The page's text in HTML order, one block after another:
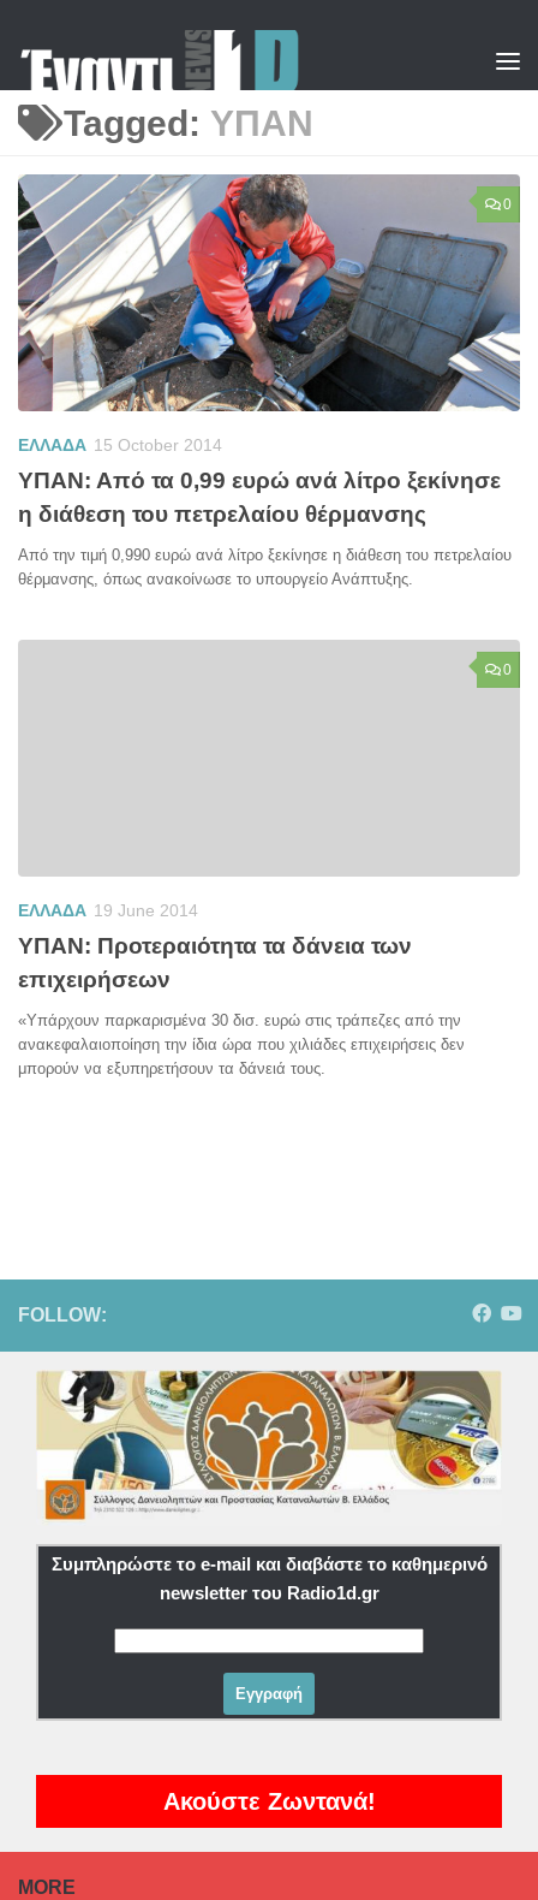
Tagged: ΥΠΑΝ
0
ΕΛΛΑΔΑ 15 October 2014
ΥΠΑΝ: Από τα 0,99 ευρώ ανά λίτρο ξεκίνησε
η διάθεση του πετρελαίου θέρμανσης
Από την τιμή 0,990 ευρώ ανά λίτρο ξεκίνησε η διάθεση του πετρελαίου
θέρμανσης, όπως ανακοίνωσε το υπουργείο Ανάπτυξης.
0
ΕΛΛΑΔΑ 19 June 2014
ΥΠΑΝ: Προτεραιότητα τα δάνεια των
επιχειρήσεων
«Υπάρχουν παρκαρισμένα 30 δισ. ευρώ στις τράπεζες από την
ανακεφαλαιοποίηση την ίδια ώρα που χιλιάδες επιχειρήσεις δεν
μπορούν να εξυπηρετήσουν τα δάνειά τους.
FOLLOW:
Συμπληρώστε το e-mail και διαβάστε το καθημερινό
newsletter του Radio1d.gr
Ακούστε Ζωντανά!
MORE